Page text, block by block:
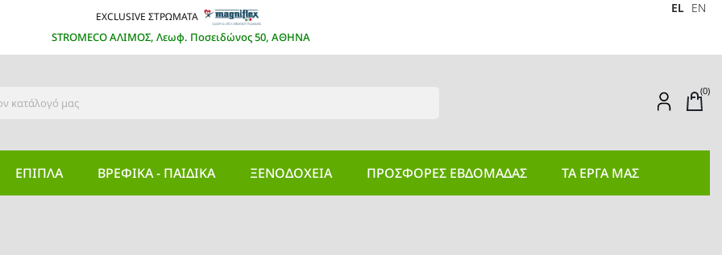
EXCLUSIVE ΣΤΡΩΜΑΤΑ
STROMECO ΑΛΙΜΟΣ, Λεωφ. Ποσειδώνος 50, ΑΘΗΝΑ
EL EN
(0)
ΕΠΙΠΛΑ ΒΡΕΦΙΚΆ - ΠΑΙΔΙΚΆ ΞΕΝΟΔΟΧΕΊΑ ΠΡΟΣΦΟΡEΣ ΕΒΔΟΜΑΔΑΣ ΤΑ ΕΡΓΑ ΜΑΣ